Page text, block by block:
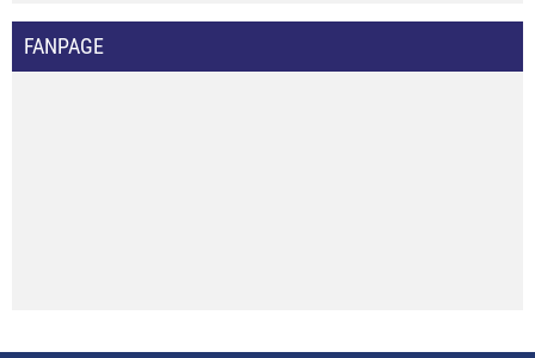
FANPAGE